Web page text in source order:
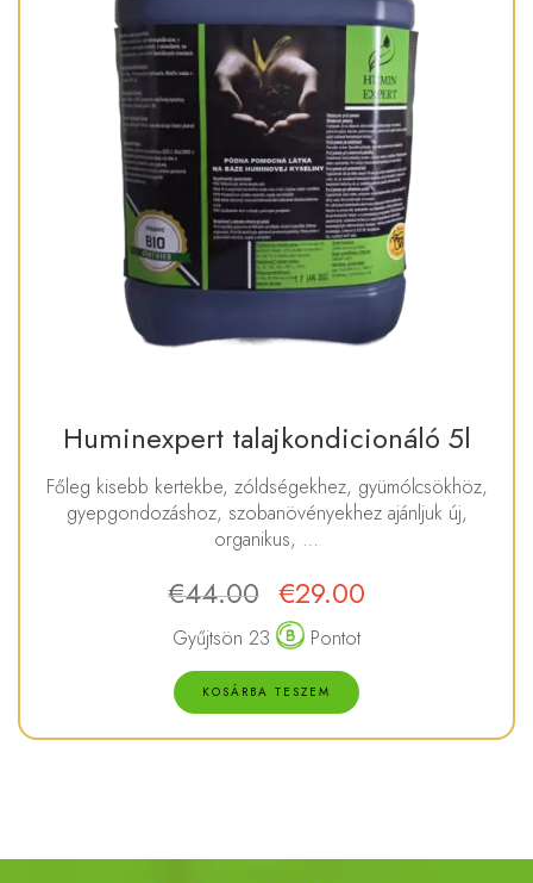
Huminexpert talajkondicionáló 5l
Főleg kisebb kertekbe, zóldségekhez, gyümólcsökhöz,
gyepgondozáshoz, szobanövényekhez ajánljuk új,
organikus, …
€44.00 €29.00
Gyűjtsön 23 Pontot
KOSÁRBA TESZEM